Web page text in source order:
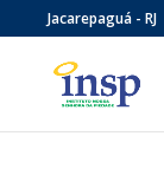
Jacarepaguá - RJ